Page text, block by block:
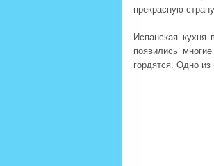
прекрасную
Испанская кухня
появились
гордятся. Одно из